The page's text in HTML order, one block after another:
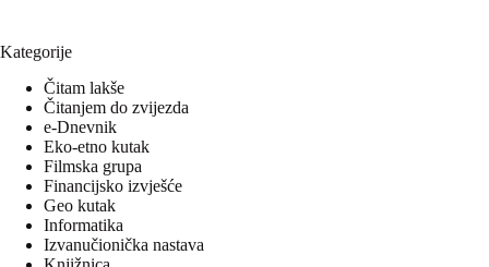
Kategorije
Čitam lakše
Čitanjem do zvijezda
e-Dnevnik
Eko-etno kutak
Filmska grupa
Financijsko izvješće
Geo kutak
Informatika
Izvanučionička nastava